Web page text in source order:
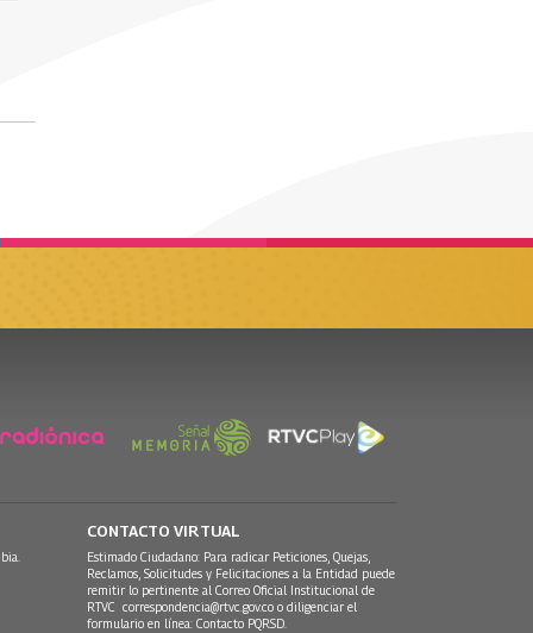
CONTACTO VIRTUAL
Estimado Ciudadano: Para radicar Peticiones, Quejas,
Reclamos, Solicitudes y Felicitaciones a la Entidad puede
remitir lo pertinente al Correo Oficial Institucional de
RTVC correspondencia@rtvc.gov.co o diligenciar el
formulario en línea: Contacto PQRSD.